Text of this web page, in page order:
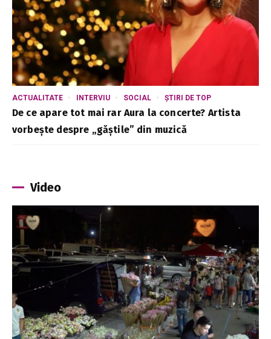
ACTUALITATE INTERVIU SOCIAL ȘTIRI DE TOP
De ce apare tot mai rar Aura la concerte? Artista
vorbește despre „găștile” din muzică
Video